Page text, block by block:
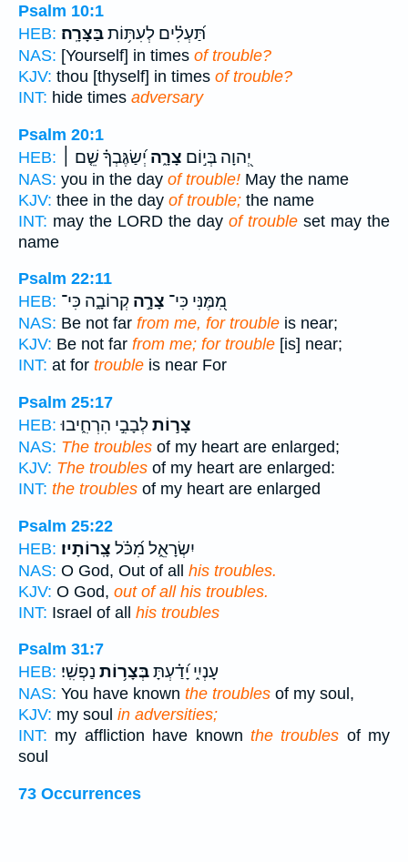
Psalm 10:1
HEB:
תַּ֝עְלִ֗ים לְעִתּ֥וֹתבַּצָּרָֽה׃
NAS: [Yourself] in times of trouble?
KJV: thou [thyself] in times of trouble?
INT: hide times adversary
Psalm 20:1
HEB:
יְ֭הוָה בְּי֣וֹם צָרָ֑ה יְ֝שַׂגֶּבְךָ֗ שֵׁ֤ם ׀
NAS: you in the day of trouble! May the name
KJV: thee in the day of trouble; the name
INT: may the LORD the day of trouble set may the
name
Psalm 22:11
HEB:
מִ֭מֶּנִּי כִּי־ צָרָ֣ה קְרוֹבָ֑ה כִּי־
NAS: Be not far from me, for trouble is near;
KJV: Be not far from me; for trouble [is] near;
INT: at for trouble is near For
Psalm 25:17
HEB:
צָר֣וֹתלְבָבִ֣י הִרְחִ֑יבוּ
NAS: The troubles of my heart are enlarged;
KJV: The troubles of my heart are enlarged:
INT: the troubles of my heart are enlarged
Psalm 25:22
HEB:
יִשְׂרָאֵ֑ל מִ֝כֹּ֗ל צָֽרוֹתָיו׃
NAS: O God, Out of all his troubles.
KJV: O God, out of all his troubles.
INT: Israel of all his troubles
Psalm 31:7
HEB:
עָנְיִ֑י יָ֝דַ֗עְתָּבְּצָר֥וֹת נַפְשִֽׁי׃
NAS: You have known the troubles of my soul,
KJV: my soul in adversities;
INT: my affliction have known the troubles of my
soul
73 Occurrences